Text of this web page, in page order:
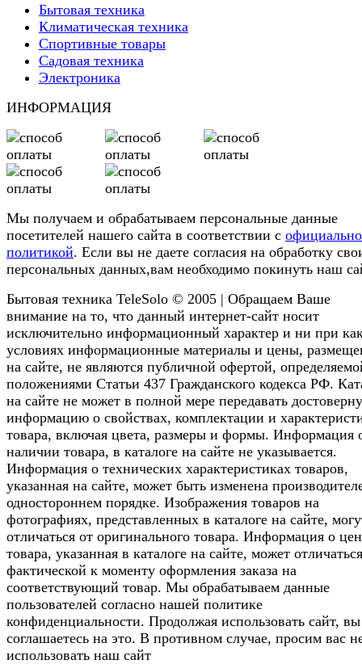
Бытовая техника
Климатическая техника
Спортивные товары
Садовая техника
Электроника
ИНФОРМАЦИЯ
Мы получаем и обрабатываем персональные данные
посетителей нашего сайта в соответствии с
политикой. Если вы не даете согласия на обработку
персональных данных,вам необходимо покинуть наш
Бытовая техника TeleSolo © 2005 | Обращаем Ваше
внимание на то, что данный интернет-сайт носит
исключительно информационный характер и ни при
условиях информационные материалы и цены,
на сайте, не являются публичной офертой,
положениями Статьи 437 Гражданского кодекса РФ.
на сайте не может в полной мере передавать
информацию о свойствах, комплектации и
товара, включая цвета, размеры и формы. Информация
наличии товара, в каталоге на сайте не указывается.
Информация о технических характеристиках товаров,
указанная на сайте, может быть изменена
одностороннем порядке. Изображения товаров на
фотографиях, представленных в каталоге на сайте,
отличаться от оригинального товара. Информация о
товара, указанная в каталоге на сайте, может
фактической к моменту оформления заказа на
соответствующий товар. Мы обрабатываем данные
пользователей согласно нашей политике
конфиденциальности. Продолжая использовать сайт, вы
соглашаетесь на это. В противном случае, просим вас
использовать наш сайт